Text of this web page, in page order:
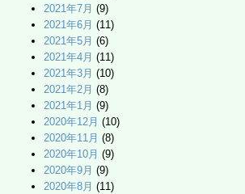
2021年7月 (9)
2021年6月 (11)
2021年5月 (6)
2021年4月 (11)
2021年3月 (10)
2021年2月 (8)
2021年1月 (9)
2020年12月 (10)
2020年11月 (8)
2020年10月 (9)
2020年9月 (9)
2020年8月 (11)